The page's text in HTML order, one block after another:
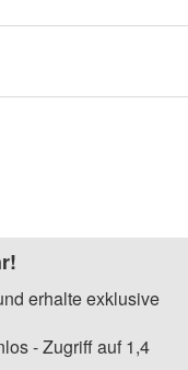
erhalte exklusive
- Zugriff auf 1,4